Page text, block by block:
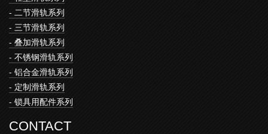
- 二节滑轨系列
- 三节滑轨系列
- 叠加滑轨系列
- 不锈钢滑轨系列
- 铝合金滑轨系列
- 定制滑轨系列
- 锁具用配件系列
CONTACT